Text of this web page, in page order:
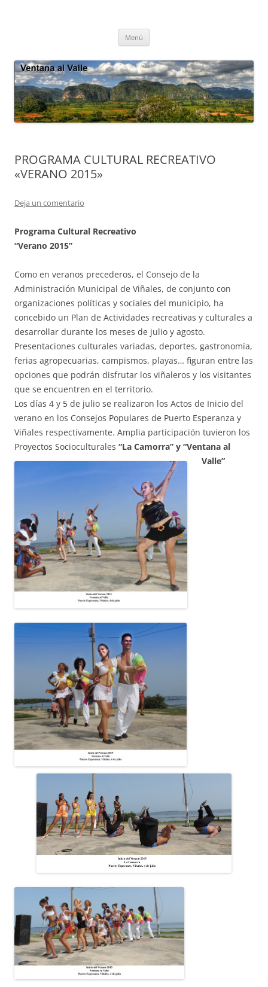
Menú
PROGRAMA CULTURAL RECREATIVO
«VERANO 2015»
Deja un comentario
Programa Cultural Recreativo
“Verano 2015”
Como en veranos precederos, el Consejo de la
Administración Municipal de Viñales, de conjunto con
organizaciones políticas y sociales del municipio, ha
concebido un Plan de Actividades recreativas y culturales a
desarrollar durante los meses de julio y agosto.
Presentaciones culturales variadas, deportes, gastronomía,
ferias agropecuarias, campismos, playas… figuran entre las
opciones que podrán disfrutar los viñaleros y los visitantes
que se encuentren en el territorio.
Los días 4 y 5 de julio se realizaron los Actos de Inicio del
verano en los Consejos Populares de Puerto Esperanza y
Viñales respectivamente. Amplia participación tuvieron los
Proyectos Socioculturales “La Camorra” y “Ventana al
Valle”